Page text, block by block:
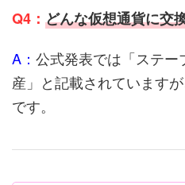
Q4： どんな仮想通貨に交
A： 公式発表では「ステ
産」と記載されています
です。